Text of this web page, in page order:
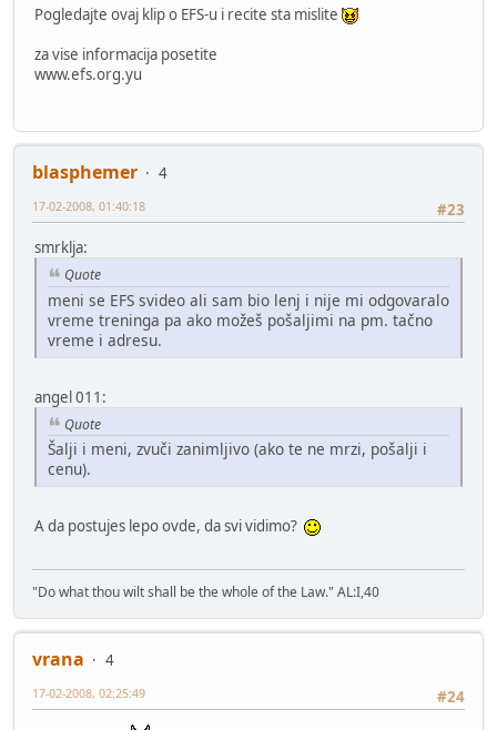
Pogledajte ovaj klip o EFS-u i recite sta mislite
za vise informacija posetite
www.efs.org.yu
blasphemer
4
#23
17-02-2008, 01:40:18
smrklja:
Quote
meni se EFS svideo ali sam bio lenj i nije mi odgovaralo
vreme treninga pa ako možeš pošaljimi na pm. tačno
vreme i adresu.
angel 011:
Quote
Šalji i meni, zvuči zanimljivo (ako te ne mrzi, pošalji i
cenu).
A da postujes lepo ovde, da svi vidimo?
"Do what thou wilt shall be the whole of the Law." AL:I,40
vrana
4
#24
17-02-2008, 02:25:49